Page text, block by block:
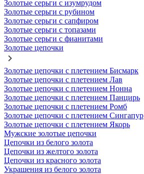
Золотые серьги с изумрудом
Золотые серьги с рубином
Золотые серьги с сапфиром
Золотые серьги с топазами
Золотые серьги с фианитами
Золотые цепочки
Золотые цепочки с плетением Бисмарк
Золотые цепочки с плетением Лав
Золотые цепочки с плетением Нонна
Золотые цепочки с плетением Панцирь
Золотые цепочки с плетением Ромб
Золотые цепочки с плетением Сингапур
Золотые цепочки с плетением Якорь
Мужские золотые цепочки
Цепочки из белого золота
Цепочки из желтого золота
Цепочки из красного золота
Украшения из белого золота